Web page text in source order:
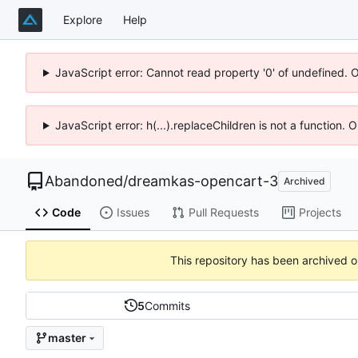
Explore Help
JavaScript error: Cannot read property '0' of undefined.
JavaScript error: h(...).replaceChildren is not a function.
Abandoned/dreamkas-opencart-3 Archived
Code Issues Pull Requests Projects
This repository has been archived
5Commits
master